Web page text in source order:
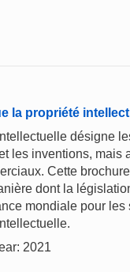
la propriété
désigne
les inventions, mais
Cette
dont la
mondiale pour
2021